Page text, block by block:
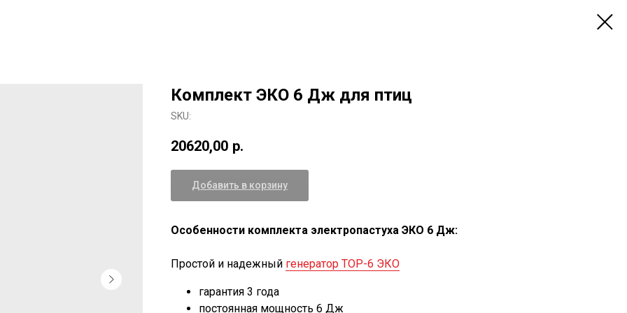
Комплект ЭКО 6 Дж для птиц
SKU:
20620,00 р.
Добавить в корзину
Особенности комплекта электропастуха ЭКО 6 Дж:
Простой и надежный генератор ТОР-6 ЭКО
гарантия 3 года
постоянная мощность 6 Дж